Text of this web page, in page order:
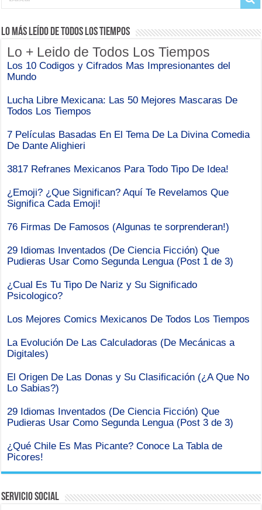
Lo Más Leído de Todos Los Tiempos
Lo + Leido de Todos Los Tiempos
Los 10 Codigos y Cifrados Mas Impresionantes del
Mundo
Lucha Libre Mexicana: Las 50 Mejores Mascaras De
Todos Los Tiempos
7 Películas Basadas En El Tema De La Divina Comedia
De Dante Alighieri
3817 Refranes Mexicanos Para Todo Tipo De Idea!
¿Emoji? ¿Que Significan? Aquí Te Revelamos Que
Significa Cada Emoji!
76 Firmas De Famosos (Algunas te sorprenderan!)
29 Idiomas Inventados (De Ciencia Ficción) Que
Pudieras Usar Como Segunda Lengua (Post 1 de 3)
¿Cual Es Tu Tipo De Nariz y Su Significado
Psicologico?
Los Mejores Comics Mexicanos De Todos Los Tiempos
La Evolución De Las Calculadoras (De Mecánicas a
Digitales)
El Origen De Las Donas y Su Clasificación (¿A Que No
Lo Sabias?)
29 Idiomas Inventados (De Ciencia Ficción) Que
Pudieras Usar Como Segunda Lengua (Post 3 de 3)
¿Qué Chile Es Mas Picante? Conoce La Tabla de
Picores!
Servicio Social